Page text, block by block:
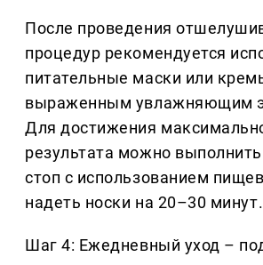
После проведения
процедур рекомендуется
питательные маски или
выраженным увлажняющим
Для достижения
результата можно
стоп с использованием
надеть носки на 20–30 минут.
Шаг 4: Ежедневный уход –